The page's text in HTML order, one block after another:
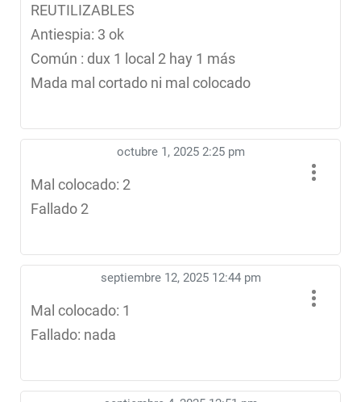
REUTILIZABLES
Antiespia: 3 ok
Común : dux 1 local 2 hay 1 más
Mada mal cortado ni mal colocado
octubre 1, 2025 2:25 pm
Mal colocado: 2
Fallado 2
septiembre 12, 2025 12:44 pm
Mal colocado: 1
Fallado: nada